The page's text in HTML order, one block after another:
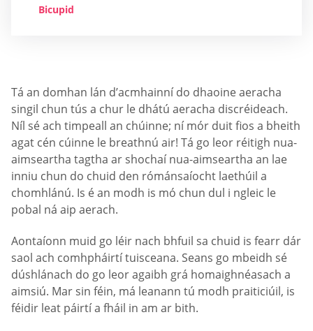
Bicupid
Tá an domhan lán d’acmhainní do dhaoine aeracha
singil chun tús a chur le dhátú aeracha discréideach.
Níl sé ach timpeall an chúinne; ní mór duit fios a bheith
agat cén cúinne le breathnú air! Tá go leor réitigh nua-
aimseartha tagtha ar shochaí nua-aimseartha an lae
inniu chun do chuid den rómánsaíocht laethúil a
chomhlánú. Is é an modh is mó chun dul i ngleic le
pobal ná aip aerach.
Aontaíonn muid go léir nach bhfuil sa chuid is fearr dár
saol ach comhpháirtí tuisceana. Seans go mbeidh sé
dúshlánach do go leor agaibh grá homaighnéasach a
aimsiú. Mar sin féin, má leanann tú modh praiticiúil, is
féidir leat páirtí a fháil in am ar bith.